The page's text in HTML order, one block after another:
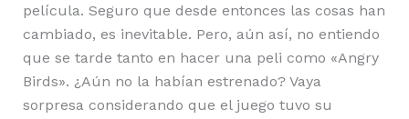
película. Seguro que desde entonces las cosas han
cambiado, es inevitable. Pero, aún así, no entiendo
que se tarde tanto en hacer una peli como «Angry
Birds». ¿Aún no la habían estrenado? Vaya
sorpresa considerando que el juego tuvo su